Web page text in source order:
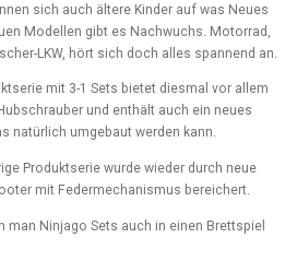
sich auch ältere Kinder auf was Neues
Modellen gibt es Nachwuchs. Motorrad,
LKW, hört sich doch alles spannend an.
mit 3-1 Sets bietet diesmal vor allem
und enthält auch ein neues
natürlich umgebaut werden kann.
Produktserie wurde wieder durch neue
mit Federmechanismus bereichert.
man Ninjago Sets auch in einen Brettspiel